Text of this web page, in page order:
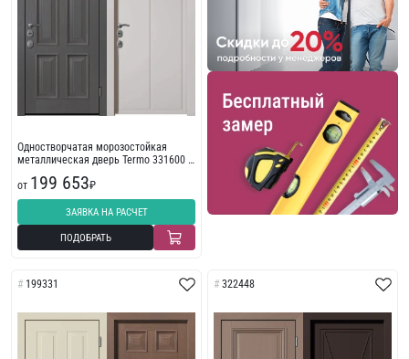
Одностворчатая морозостойкая
металлическая дверь Termo 331600 с
от 199 653₽
ЗАЯВКА НА РАСЧЕТ
ПОДОБРАТЬ
199331 322448